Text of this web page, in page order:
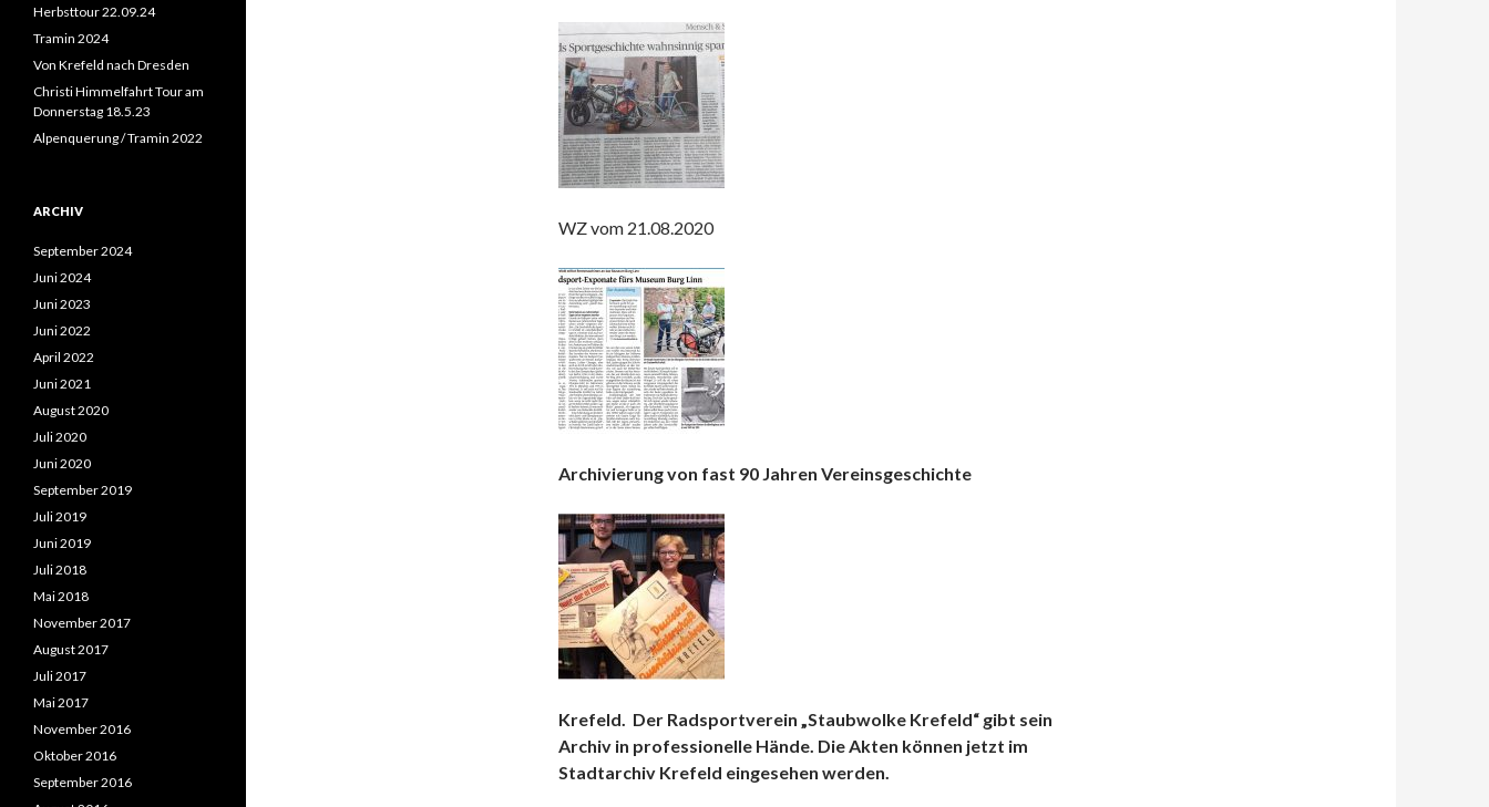
WZ vom 21.08.2020
Archivierung von fast 90 Jahren Vereinsgeschichte
Krefeld. Der Radsportverein „Staubwolke Krefeld“ gibt sein
Archiv in professionelle Hände. Die Akten können jetzt im
Stadtarchiv Krefeld eingesehen werden.
n
a
h
:
Herbsttour 22.09.24
Tramin 2024
Von Krefeld nach Dresden
Christi Himmelfahrt Tour am
Donnerstag 18.5.23
Alpenquerung / Tramin 2022
ARCHIV
September 2024
Juni 2024
Juni 2023
Juni 2022
April 2022
Juni 2021
August 2020
Juli 2020
Juni 2020
September 2019
Juli 2019
Juni 2019
Juli 2018
Mai 2018
November 2017
August 2017
Juli 2017
Mai 2017
November 2016
Oktober 2016
September 2016